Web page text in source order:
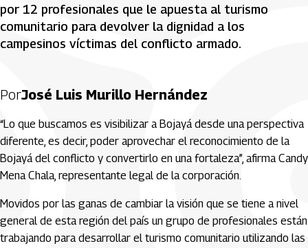
por 12 profesionales que le apuesta al turismo
comunitario para devolver la dignidad a los
campesinos víctimas del conflicto armado.
PorJosé Luis Murillo Hernández
“Lo que buscamos es visibilizar a Bojayá desde una perspectiva
diferente, es decir, poder aprovechar el reconocimiento de la
Bojayá del conflicto y convertirlo en una fortaleza”, afirma Candy
Mena Chala, representante legal de la corporación.
Movidos por las ganas de cambiar la visión que se tiene a nivel
general de esta región del país un grupo de profesionales están
trabajando para desarrollar el turismo comunitario utilizando las